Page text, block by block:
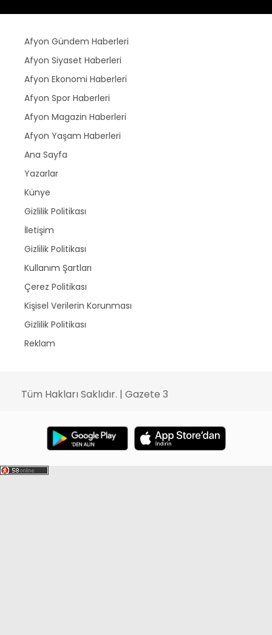
Afyon Gündem Haberleri
Afyon Siyaset Haberleri
Afyon Ekonomi Haberleri
Afyon Spor Haberleri
Afyon Magazin Haberleri
Afyon Yaşam Haberleri
Ana Sayfa
Yazarlar
Künye
Gizlilik Politikası
İletişim
Gizlilik Politikası
Kullanım Şartları
Çerez Politikası
Kişisel Verilerin Korunması
Gizlilik Politikası
Reklam
Tüm Hakları Saklıdır. | Gazete 3